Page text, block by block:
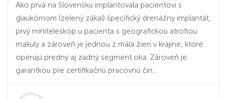
Ako prvá na Slovensku implantovala pacientovi s
glaukómom (zelený zákal) špecifický drenážny implantát,
prvý miniteleskop u pacienta s geografickou atrofiou
makuly a zároveň je jednou z mála žien v krajine, ktoré
operujú predný aj zadný segment oka. Zároveň je
garantkou pre certifikačnú pracovnú čin...